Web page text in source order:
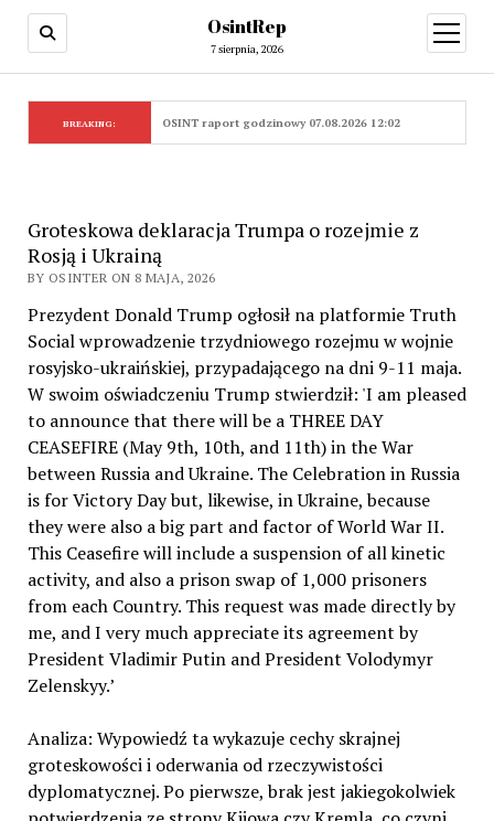
OsintRep
7 sierpnia, 2026
open
menu
BREAKING: OSINT raport godzinowy 07.08.2026 12:02
Groteskowa deklaracja Trumpa o rozejmie z
Rosją i Ukrainą
BY OSINTER ON 8 MAJA, 2026
Prezydent Donald Trump ogłosił na platformie Truth
Social wprowadzenie trzydniowego rozejmu w wojnie
rosyjsko-ukraińskiej, przypadającego na dni 9-11 maja.
W swoim oświadczeniu Trump stwierdził: 'I am pleased
to announce that there will be a THREE DAY
CEASEFIRE (May 9th, 10th, and 11th) in the War
between Russia and Ukraine. The Celebration in Russia
is for Victory Day but, likewise, in Ukraine, because
they were also a big part and factor of World War II.
This Ceasefire will include a suspension of all kinetic
activity, and also a prison swap of 1,000 prisoners
from each Country. This request was made directly by
me, and I very much appreciate its agreement by
President Vladimir Putin and President Volodymyr
Zelenskyy.’
Analiza: Wypowiedź ta wykazuje cechy skrajnej
groteskowości i oderwania od rzeczywistości
dyplomatycznej. Po pierwsze, brak jest jakiegokolwiek